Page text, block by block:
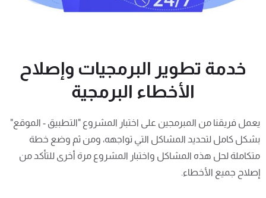
خدمة تطوير البرمجيات وإصلاح
الأخطاء البرمجية
يعمل فريقنا من المبرمجين على اختبار المشروع "التطبيق - الموقع"
بشكل كامل لتحديد المشاكل التي تواجهه، ومن ثم وضع خطة
متكاملة لحل هذه المشاكل واختبار المشروع مرة أخرى للتأكد من
إصلاح جميع الأخطاء.